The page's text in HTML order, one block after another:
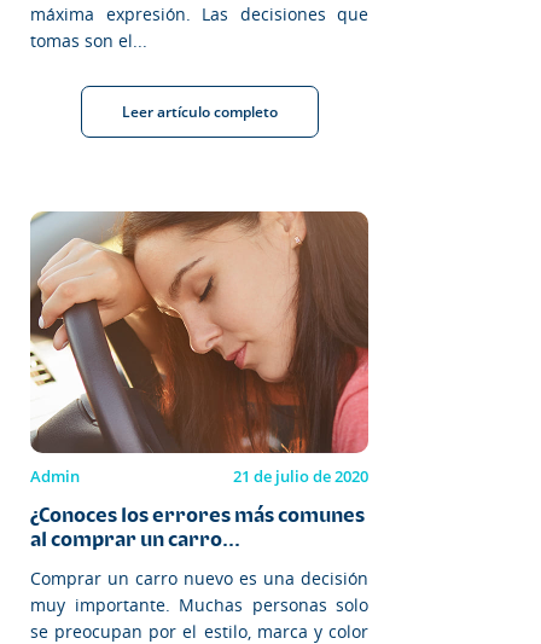
máxima expresión. Las decisiones que
tomas son el...
Leer artículo completo
Admin 21 de julio de 2020
¿Conoces los errores más comunes
al comprar un carro...
Comprar un carro nuevo es una decisión
muy importante. Muchas personas solo
se preocupan por el estilo, marca y color